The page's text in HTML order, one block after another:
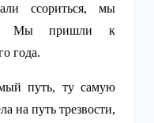
ссориться, мы
Мы пришли к
года.
путь, ту самую
на путь трезвости,